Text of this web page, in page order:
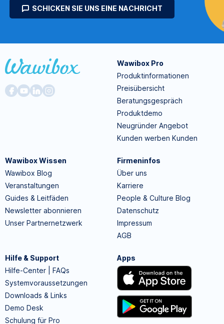
SCHICKEN SIE UNS EINE NACHRICHT
Wawibox Pro
Produktinformationen
Preisübersicht
Beratungsgespräch
Produktdemo
Neugründer Angebot
Kunden werben Kunden
Wawibox Wissen
Wawibox Blog
Veranstaltungen
Guides & Leitfäden
Newsletter abonnieren
Unser Partnernetzwerk
Firmeninfos
Über uns
Karriere
People & Culture Blog
Datenschutz
Impressum
AGB
Hilfe & Support
Hilfe-Center | FAQs
Systemvoraussetzungen
Downloads & Links
Demo Desk
Schulung für Pro
Apps